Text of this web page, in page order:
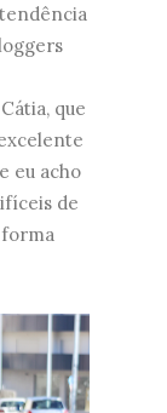
que
eu acho
de